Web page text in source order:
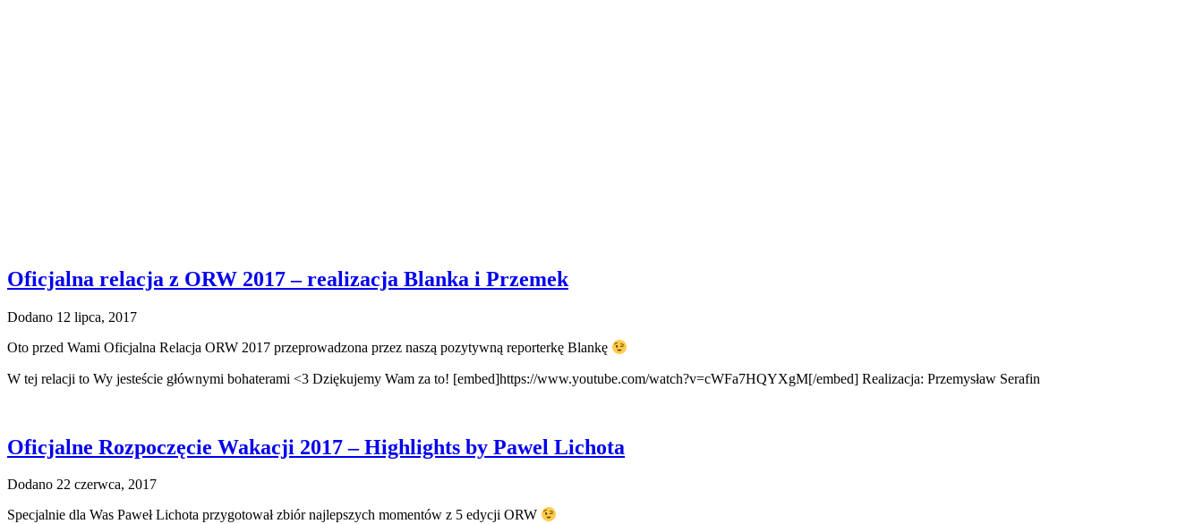
Oficjalna relacja z ORW 2017 – realizacja Blanka i Przemek
Dodano 12 lipca, 2017
Oto przed Wami Oficjalna Relacja ORW 2017 przeprowadzona przez naszą pozytywną reporterkę Blankę
W tej relacji to Wy jesteście głównymi bohaterami <3 Dziękujemy Wam za to! [embed]https://www.youtube.com/watch?v=cWFa7HQYXgM[/embed] Realizacja: Przemysław Serafin
Oficjalne Rozpoczęcie Wakacji 2017 – Highlights by Pawel Lichota
Dodano 22 czerwca, 2017
Specjalnie dla Was Paweł Lichota przygotował zbiór najlepszych momentów z 5 edycji ORW